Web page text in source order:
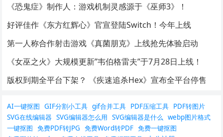
《恐鬼症》制作人：游戏机制灵感源于《巫师3》！
好评佳作《东方红辉心》官宣登陆Switch！今年上线
第一人称合作射击游戏《真菌朋克》上线抢先体验启动
《女巫之火》大规模更新”韦伯格雷夫”于7月28日上线！
版权到期全平台下架？ 《疾速追杀Hex》宣布全平台停售
AI一键抠图 GIF分割小工具 gif合并工具 PDF压缩工具 PDF转图片
SVG在线编辑器 SVG编辑器怎么用 SVG编辑器是什么 webp图片格式
一键抠图 免费PDF转JPG 免费Word转PDF 免费一键抠图